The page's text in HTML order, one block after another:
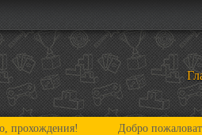
Добро пожаловать на наш